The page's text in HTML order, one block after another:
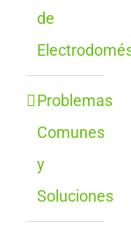
de
Problemas
Comunes
y
Soluciones